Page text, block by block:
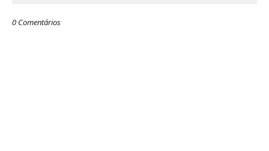
0 Comentários